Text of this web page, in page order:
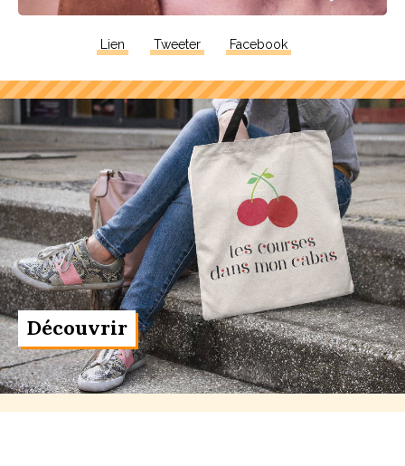
Lien Tweeter Facebook
Découvrir